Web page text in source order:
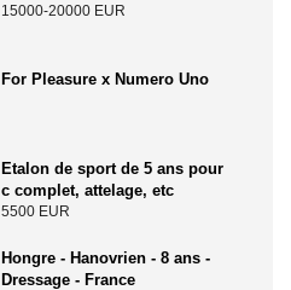
15000-20000 EUR
For Pleasure x Numero Uno
Etalon de sport de 5 ans pour
c complet, attelage, etc
5500 EUR
Hongre - Hanovrien - 8 ans -
Dressage - France